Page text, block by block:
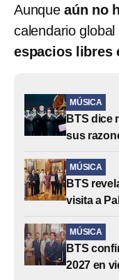
Aunqueaún no
calendario
espacios libres
MÚSICA
BTS dice
sus
MÚSICA
BTS
visita a
MÚSICA
BTS
2027 en